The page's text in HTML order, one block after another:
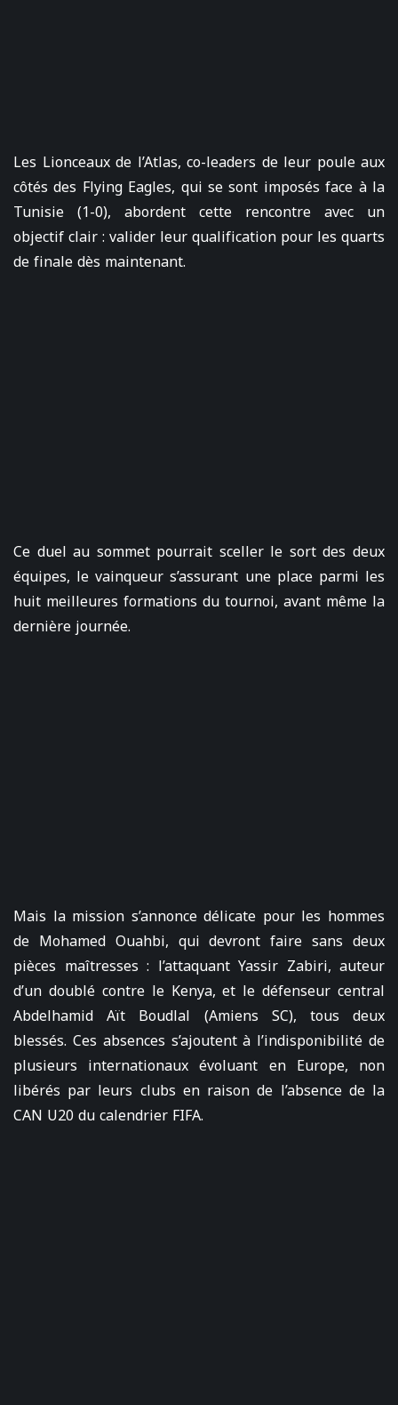
Les Lionceaux de l’Atlas, co-leaders de leur poule aux
côtés des Flying Eagles, qui se sont imposés face à la
Tunisie (1-0), abordent cette rencontre avec un
objectif clair : valider leur qualification pour les quarts
de finale dès maintenant.
Ce duel au sommet pourrait sceller le sort des deux
équipes, le vainqueur s’assurant une place parmi les
huit meilleures formations du tournoi, avant même la
dernière journée.
Mais la mission s’annonce délicate pour les hommes
de Mohamed Ouahbi, qui devront faire sans deux
pièces maîtresses : l’attaquant Yassir Zabiri, auteur
d’un doublé contre le Kenya, et le défenseur central
Abdelhamid Aït Boudlal (Amiens SC), tous deux
blessés. Ces absences s’ajoutent à l’indisponibilité de
plusieurs internationaux évoluant en Europe, non
libérés par leurs clubs en raison de l’absence de la
CAN U20 du calendrier FIFA.